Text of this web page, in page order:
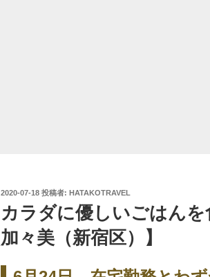
投
日:
2020-07-18 投稿者: HATAKOTRAVEL
カラダに優しいごはん
加々美（新宿区）】